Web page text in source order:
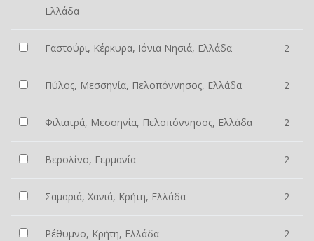
Ελλάδα
Γαστούρι, Κέρκυρα, Ιόνια Νησιά, Ελλάδα 2
Πύλος, Μεσσηνία, Πελοπόννησος, Ελλάδα 2
Φιλιατρά, Μεσσηνία, Πελοπόννησος, Ελλάδα 2
Βερολίνο, Γερμανία 2
Σαμαριά, Χανιά, Κρήτη, Ελλάδα 2
Ρέθυμνο, Κρήτη, Ελλάδα 2